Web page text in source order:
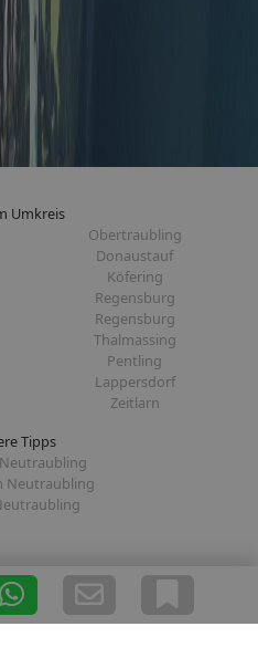
Umkreis
Obertraubling
Donaustauf
Köfering
Regensburg
Regensburg
Thalmassing
Pentling
Lappersdorf
Zeitlarn
Tipps
Neutraubling